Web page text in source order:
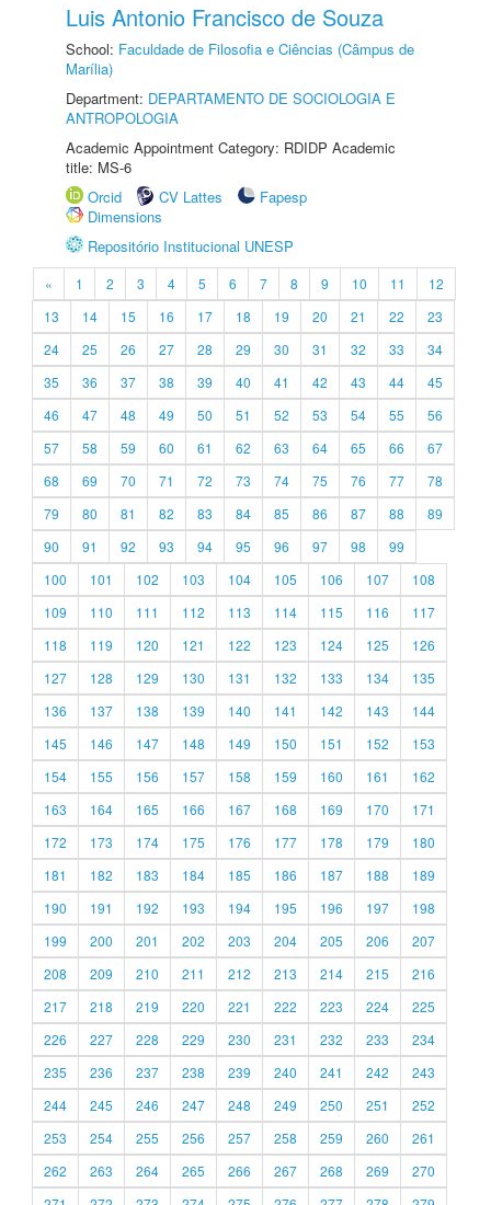
Luis Antonio Francisco de Souza
School: Faculdade de Filosofia e Ciências (Câmpus de
Marília)
Department: DEPARTAMENTO DE SOCIOLOGIA E
ANTROPOLOGIA
Academic Appointment Category: RDIDP Academic
title: MS-6
Orcid
CV Lattes
Fapesp
Dimensions
Repositório Institucional UNESP
« 1 2 3 4 5 6 7 8 9 10 11
12
13
14 15 16 17 18 19 20 21 22
23
24
25 26 27 28 29 30 31 32 33
34
35
36 37 38 39 40 41 42 43 44
45
46
47 48 49 50 51 52 53 54 55
56
57
58 59 60 61 62 63 64 65 66
67
68
69 70 71 72 73 74 75 76 77
78
79
80 81 82 83 84 85 86 87 88
89
90
91 92 93 94 95 96 97 98
99
100
101 102 103 104 105 106 107
108
109
110 111 112 113 114 115 116
117
118
119 120 121 122 123 124 125
126
127
128 129 130 131 132 133 134
135
136
137 138 139 140 141 142 143
144
145
146 147 148 149 150 151 152
153
154
155 156 157 158 159 160 161
162
163
164 165 166 167 168 169 170
171
172
173 174 175 176 177 178 179
180
181
182 183 184 185 186 187 188
189
190
191 192 193 194 195 196 197
198
199
200 201 202 203 204 205 206
207
208
209 210 211 212 213 214 215
216
217
218 219 220 221 222 223 224
225
226
227 228 229 230 231 232 233
234
235
236 237 238 239 240 241 242
243
244
245 246 247 248 249 250 251
252
253
254 255 256 257 258 259 260
261
262
263 264 265 266 267 268 269
270